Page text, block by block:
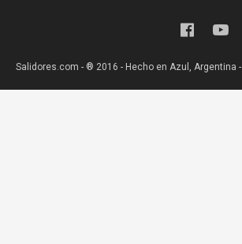
Salidores.com - ® 2016 - Hecho en Azul, Argentina -